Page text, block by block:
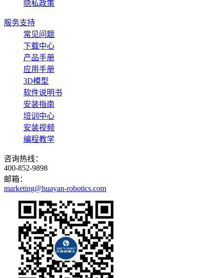
隐私政策
服务支持
常见问题
下载中心
产品手册
应用手册
3D模型
软件说明书
安装指南
培训中心
安装视频
编程教学
咨询热线：
400-852-9898
邮箱：
marketing@huayan-robotics.com